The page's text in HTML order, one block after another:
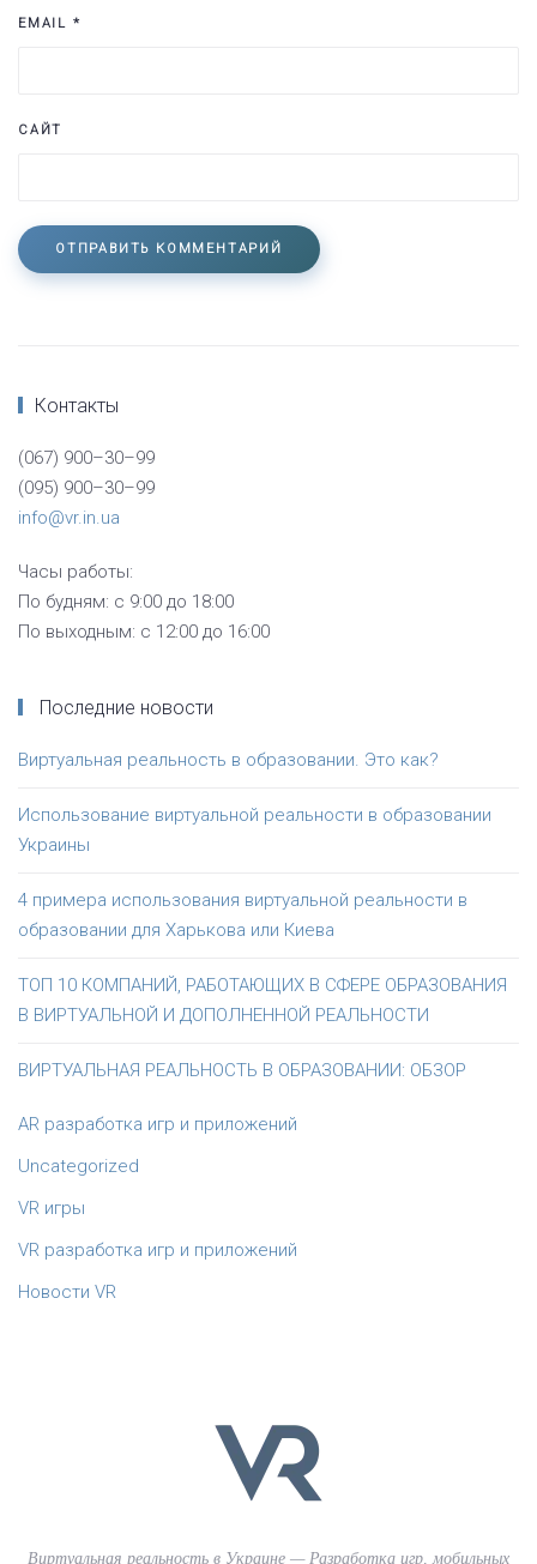
EMAIL *
САЙТ
ОТПРАВИТЬ КОММЕНТАРИЙ
Контакты
(067) 900–30–99
(095) 900–30–99
info@vr.in.ua
Часы работы:
По будням: с 9:00 до 18:00
По выходным: с 12:00 до 16:00
Последние новости
Виртуальная реальность в образовании. Это как?
Использование виртуальной реальности в образовании
Украины
4 примера использования виртуальной реальности в
образовании для Харькова или Киева
ТОП 10 КОМПАНИЙ, РАБОТАЮЩИХ В СФЕРЕ ОБРАЗОВАНИЯ
В ВИРТУАЛЬНОЙ И ДОПОЛНЕННОЙ РЕАЛЬНОСТИ
ВИРТУАЛЬНАЯ РЕАЛЬНОСТЬ В ОБРАЗОВАНИИ: ОБЗОР
AR разработка игр и приложений
Uncategorized
VR игры
VR разработка игр и приложений
Новости VR
Виртуальная реальность в Украине — Разработка игр, мобильных